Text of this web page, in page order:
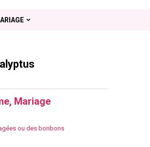
Mariage
ou des bonbons